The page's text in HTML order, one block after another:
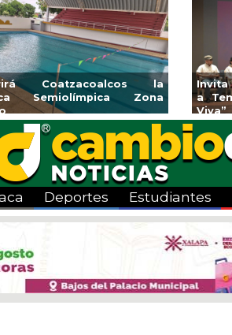
Coatzacoalcos la
Semiolímpica Zona
a
Viva”
Deportes Estudiantes